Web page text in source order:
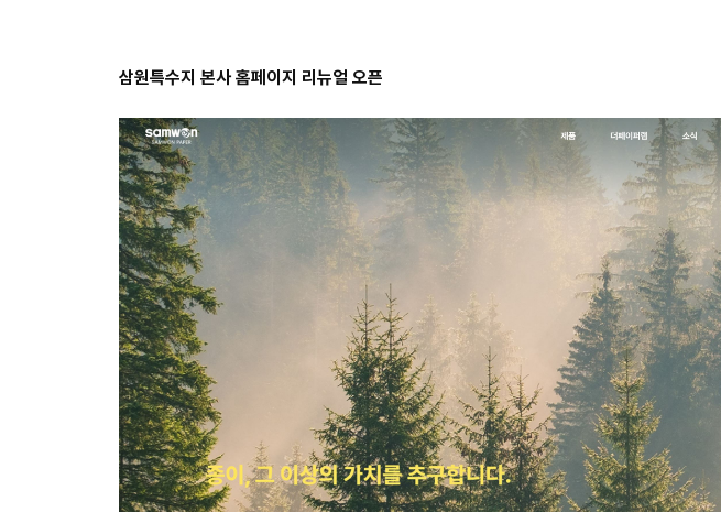
삼원특수지 본사 홈페이지 리뉴얼 오픈